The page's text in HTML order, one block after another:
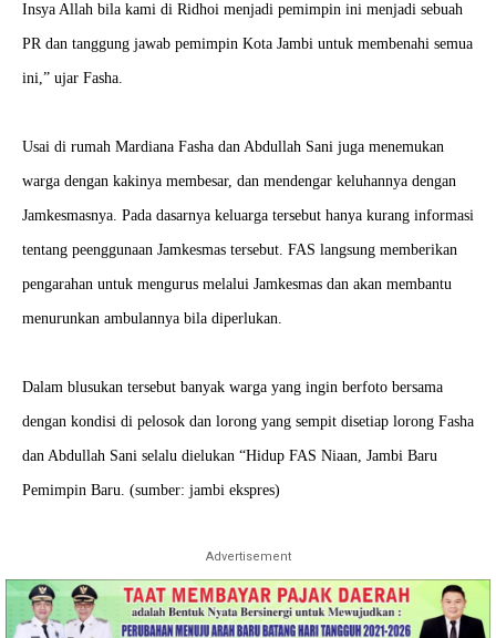
Insya Allah bila kami di Ridhoi menjadi pemimpin ini menjadi sebuah
PR dan tanggung jawab pemimpin Kota Jambi untuk membenahi semua
ini,” ujar Fasha.
Usai di rumah Mardiana Fasha dan Abdullah Sani juga menemukan
warga dengan kakinya membesar, dan mendengar keluhannya dengan
Jamkesmasnya. Pada dasarnya keluarga tersebut hanya kurang informasi
tentang peenggunaan Jamkesmas tersebut. FAS langsung memberikan
pengarahan untuk mengurus melalui Jamkesmas dan akan membantu
menurunkan ambulannya bila diperlukan.
Dalam blusukan tersebut banyak warga yang ingin berfoto bersama
dengan kondisi di pelosok dan lorong yang sempit disetiap lorong Fasha
dan Abdullah Sani selalu dielukan “Hidup FAS Niaan, Jambi Baru
Pemimpin Baru. (sumber: jambi ekspres)
Advertisement